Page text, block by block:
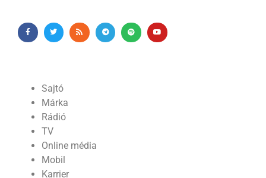
Sajtó
Márka
Rádió
TV
Online média
Mobil
Karrier